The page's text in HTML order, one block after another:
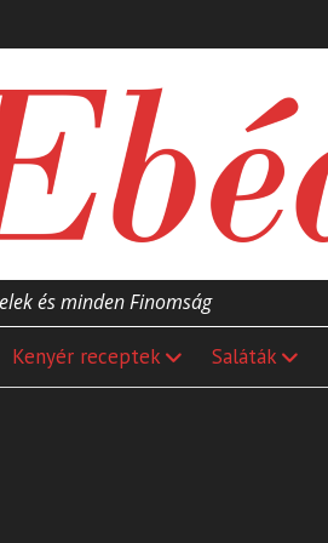
és minden Finomság
Kenyér receptek Saláták